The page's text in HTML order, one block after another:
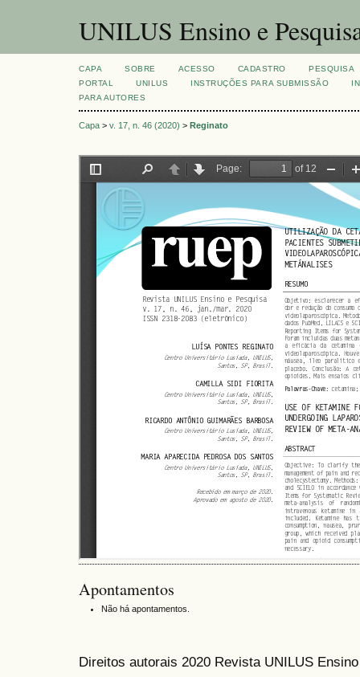
UNILUS Ensino e
CAPA SOBRE ACESSO CADASTRO
PESQUISA
PORTAL
UNILUS INSTRUÇÕES PARA SUBMISSÃO
PARA AUTORES
Capa > v. 17, n. 46 (2020) > Reginato
Apontamentos
Não há apontamentos.
Direitos autorais 2020 Revista UNILUS